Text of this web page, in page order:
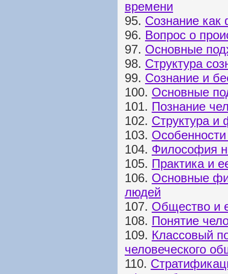
времени
95. Сознание
96. Вопрос о
97. Основные
98. Структура
99. Сознание и
100. Основные
101. Познание
102. Структура и
103.
104. Философия
105. Практика и
106. Основные
людей
107. Общество и
108. Понятие
109. Классовый
человеческого
110.